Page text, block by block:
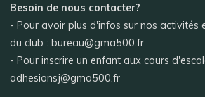
Besoin de nous contacter?
- Pour avoir plus d'infos sur nos activités
du club : bureau@gma500.fr
- Pour inscrire un enfant aux cours
adhesionsj@gma500.fr